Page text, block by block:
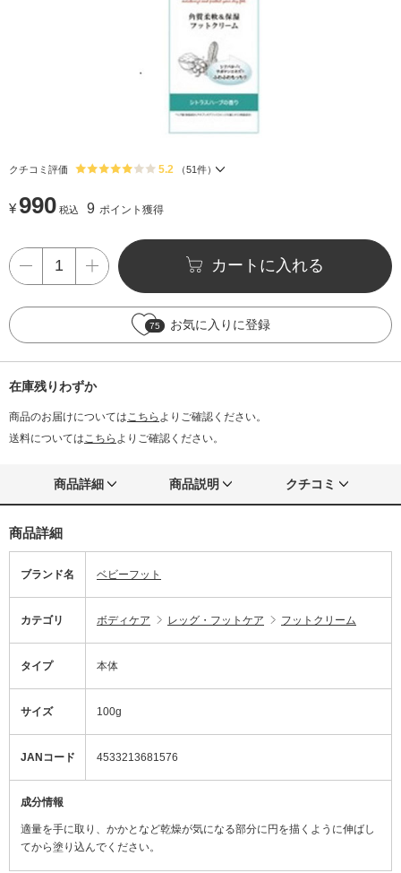
クチコミ評価 5.2 （51件）
¥ 990 税込 9 ポイント獲得
カートに入れる
75 お気に入りに登録
在庫残りわずか
商品のお届けについては こちら よりご確認ください。
送料については こちら よりご確認ください。
商品詳細 商品説明 クチコミ
商品詳細
ブランド名 ベビーフット
カテゴリ ボディケア レッグ・フットケア フットクリーム
タイプ 本体
サイズ 100g
JANコード 4533213681576
成分情報
適量を手に取り、かかとなど乾燥が気になる部分に円を描くように伸ばし
てから塗り込んでください。